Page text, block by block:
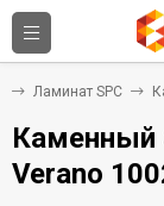
Ламинат SPC
Каменный
Verano